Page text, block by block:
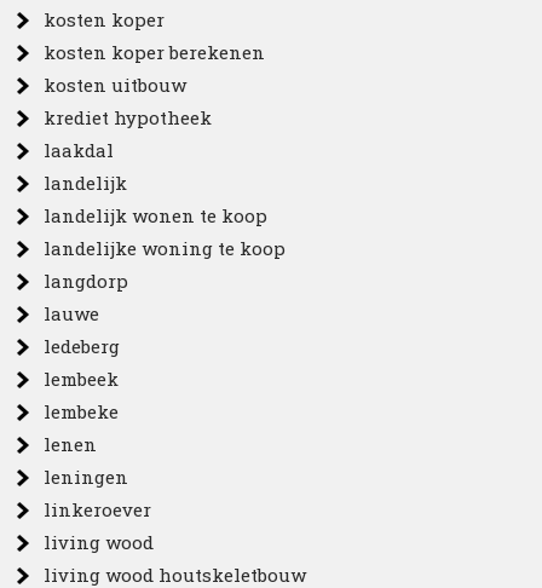
kosten koper
kosten koper berekenen
kosten uitbouw
krediet hypotheek
laakdal
landelijk
landelijk wonen te koop
landelijke woning te koop
langdorp
lauwe
ledeberg
lembeek
lembeke
lenen
leningen
linkeroever
living wood
living wood houtskeletbouw